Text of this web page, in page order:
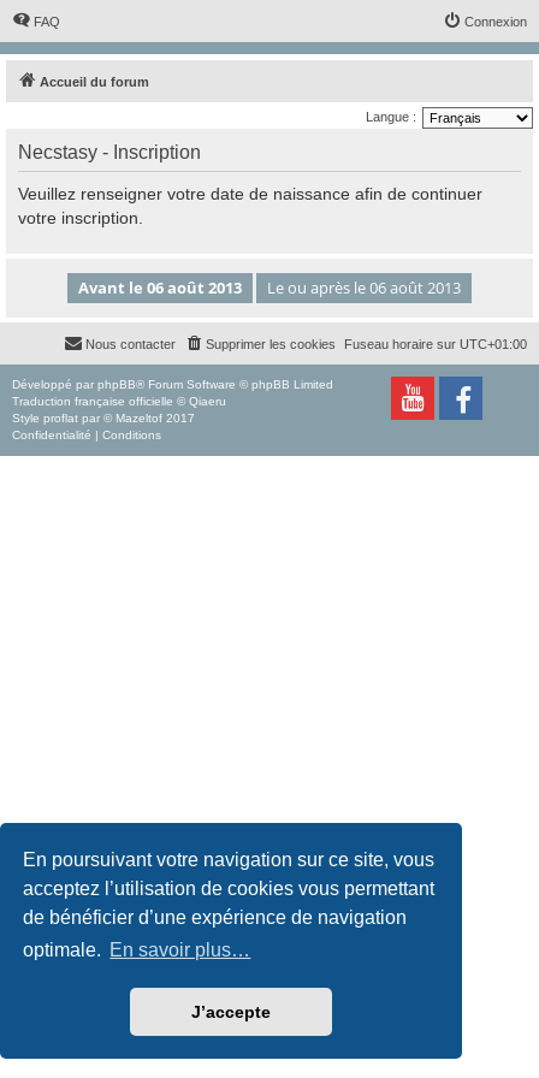
En poursuivant votre navigation sur ce site, vous
acceptez l’utilisation de cookies vous permettant
de bénéficier d’une expérience de navigation
optimale. En savoir plus…
J’accepte
FAQ Connexion
Accueil du forum
Langue :
Necstasy - Inscription
Veuillez renseigner votre date de naissance afin de continuer
votre inscription.
Fuseau horaire sur UTC+01:00
Supprimer les cookies
Nous contacter
Développé par phpBB® Forum Software © phpBB Limited
Traduction française officielle © Qiaeru
Style proflat par © Mazeltof 2017
Confidentialité
Conditions